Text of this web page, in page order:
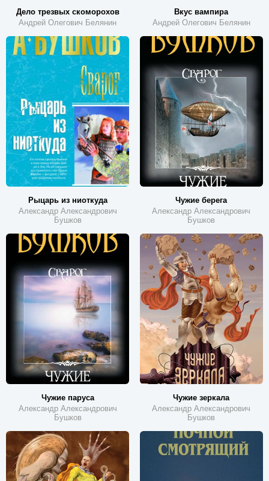
Дело трезвых скоморохов
Андрей Олегович Белянин
Вкус вампира
Андрей Олегович Белянин
Рыцарь из ниоткуда
Александр Александрович
Бушков
Чужие берега
Александр Александрович
Бушков
Чужие паруса
Александр Александрович
Бушков
Чужие зеркала
Александр Александрович
Бушков